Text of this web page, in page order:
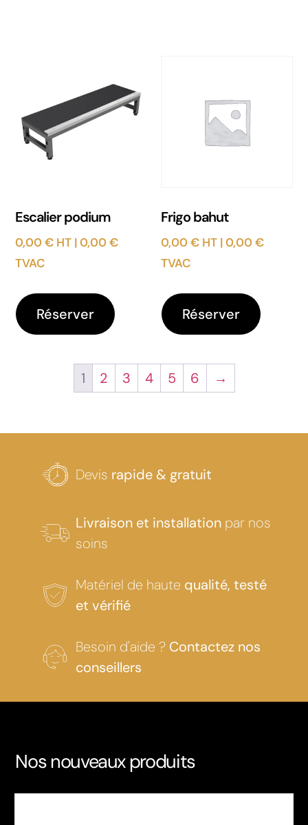
Escalier podium
0,00€ HT |0,00€
TVAC
Réserver
Frigo bahut
0,00 € HT |0,00 €
TVAC
Réserver
1 2 3 4 5 6 →
Devis rapide & gratuit
Livraison et installation par nos
soins
Matériel de haute qualité, testé
et vérifié
Besoin d'aide ? Contactez nos
conseillers